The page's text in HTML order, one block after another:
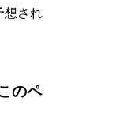
想され
のペ